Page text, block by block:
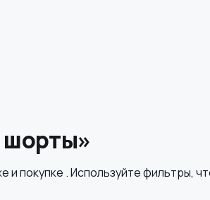
шорты»
покупке . Используйте фильтры,